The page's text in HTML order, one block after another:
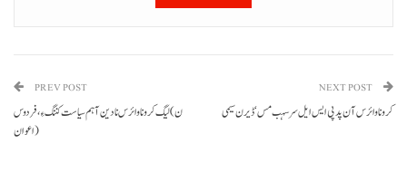
PREV POST
ن) لیگ کرونا وائرس نا دین آ ہم سیاست کننگ ءِ، فردوس
اعوان)
NEXT POST
کرونا وائرس آن پد پی ایس ایل سرسہب مس‘ ڈیرن سیمی